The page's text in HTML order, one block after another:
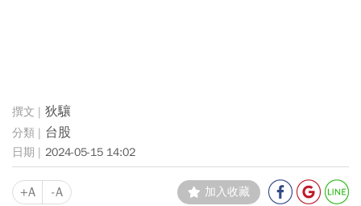
狄驤
台股
2024-05-15 14:02
+A -A 加入收藏